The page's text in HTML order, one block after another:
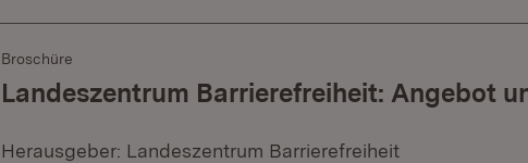
Broschüre
Landeszentrum Barrierefreiheit: Angebot
Herausgeber: Landeszentrum Barrierefreiheit